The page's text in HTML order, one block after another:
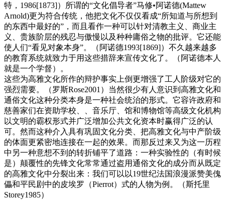
特，1986[1873]）所谓的“文化倡导者”马修•阿诺德(Mattew
Arnold)更为符合传统，他把文化不仅仅看成“所知道与所想到
的东西中最好的”，而且看作一种可以针对清教主义、商业主
义、贵族阶层的残忍与傲慢以及种种庸俗之物的批评。它还能
使人们“看见对象本身”。（阿诺德1993[1869]）不久越来越多
的教育系统就致力于用这些措辞来宣传文化了。（阿诺德本人
就是一个学督）。
这些为高雅文化所作的辩护事实上倒更增强了工人阶级对它的
强烈需要。（罗斯Rose2001）当然很少有人意识到高雅文化和
通俗文化这种分类本身是一种社会统治的形式。它容许政府和
慈善家们在资助学校、、音乐厅、馆和博物馆等高级文化机构
以文明的霸权形式并广泛增加公共文化资本时赢得广泛的认
可。然而这种介入具有巩固文化分类、把高雅文化与中产阶级
的体面更紧密地连接在一起的效果。而那反过来又为这一历程
中另一种意想不到的转折铺平了道路：一种实验性的（有时候
是）颠覆性的先锋文化常常通过盗用通俗文化的成分而从既定
的高雅文化中分裂出来：我们可以以19世纪法国浪漫派赞美傀
儡和平民剧中的皮埃罗（Pierrot）式的人物为例。（斯托里
Storey1985）